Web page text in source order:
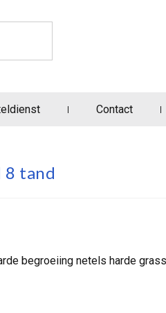
Contact
8 tand
begroeiing netels harde